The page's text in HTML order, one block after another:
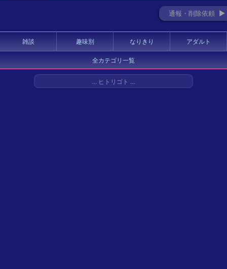
通報・削除依頼 ►
雑談 趣味別 なりきり アダルト
全カテゴリ一覧
… ヒトリゴト …